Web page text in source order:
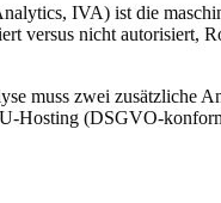
IVA) ist die
versus nicht
muss zwei
Hosting (DSGVO-